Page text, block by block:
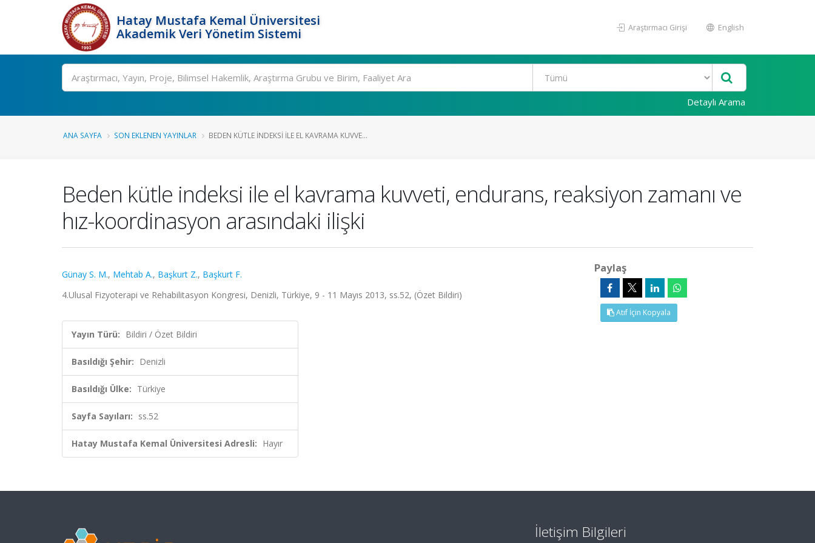
Hatay Mustafa Kemal Üniversitesi
Akademik Veri Yönetim Sistemi
Araştırmacı Girişi English
Ara
Detaylı Arama
ANA SAYFA SON EKLENEN YAYINLAR BEDEN KÜTLE INDEKSI ILE EL KAVRAMA KUVVE...
Beden kütle indeksi ile el kavrama kuvveti, endurans, reaksiyon zamanı ve
hız-koordinasyon arasındaki ilişki
Günay S. M., Mehtab A., Başkurt Z., Başkurt F.
4.Ulusal Fizyoterapi ve Rehabilitasyon Kongresi, Denizli, Türkiye, 9 - 11 Mayıs 2013, ss.52, (Özet Bildiri)
Yayın Türü: Bildiri / Özet Bildiri
Basıldığı Şehir: Denizli
Basıldığı Ülke: Türkiye
Sayfa Sayıları: ss.52
Hatay Mustafa Kemal Üniversitesi Adresli: Hayır
Paylaş
Atıf İçin Kopyala
İletişim Bilgileri